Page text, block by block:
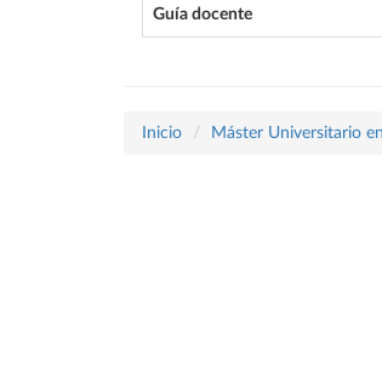
Guía docente
Inicio Máster Universitario